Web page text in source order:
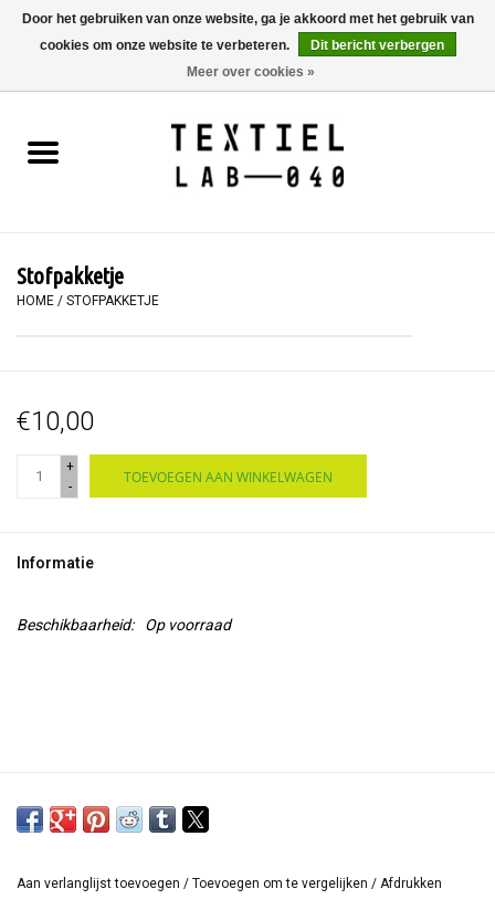
0 Artikelen - €0,00
BOEKEN
SCHILDEREN
WORKSHOPS
SPECIALS
Stofpakketje
HOME / STOFPAKKETJE
€10,00
+
-
TOEVOEGEN AAN WINKELWAGEN
Informatie
Beschikbaarheid: Op voorraad
Aan verlanglijst toevoegen / Toevoegen om te vergelijken / Afdrukken
Door het gebruiken van onze website, ga je akkoord met het gebruik van
cookies om onze website te verbeteren.
Dit bericht verbergen
Meer over cookies »